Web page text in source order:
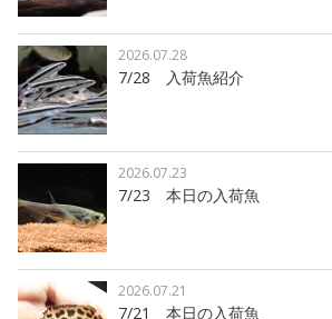
7/28 入荷魚紹介
2026.07.28
7/23 本日の入荷魚
2026.07.23
7/21 本日の入荷魚
2026.07.21